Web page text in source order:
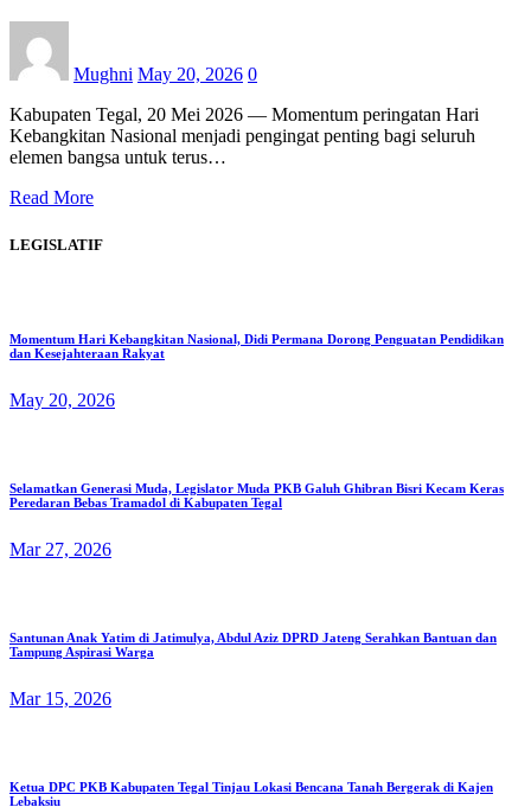
Mughni May 20, 2026 0
Kabupaten Tegal, 20 Mei 2026 — Momentum peringatan Hari
Kebangkitan Nasional menjadi pengingat penting bagi seluruh
elemen bangsa untuk terus…
Read More
LEGISLATIF
Momentum Hari Kebangkitan Nasional, Didi Permana Dorong Penguatan Pendidikan
dan Kesejahteraan Rakyat
May 20, 2026
Selamatkan Generasi Muda, Legislator Muda PKB Galuh Ghibran Bisri Kecam Keras
Peredaran Bebas Tramadol di Kabupaten Tegal
Mar 27, 2026
Santunan Anak Yatim di Jatimulya, Abdul Aziz DPRD Jateng Serahkan Bantuan dan
Tampung Aspirasi Warga
Mar 15, 2026
Ketua DPC PKB Kabupaten Tegal Tinjau Lokasi Bencana Tanah Bergerak di Kajen
Lebaksiu